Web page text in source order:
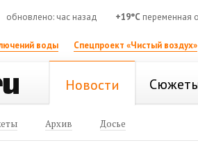
обновлено: час назад +19°C переменная
воды Спецпроект «Чистый воздух»
Новости
Архив Досье